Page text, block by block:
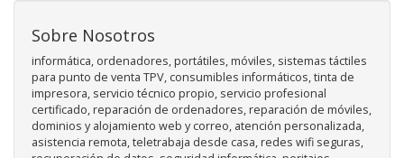
Sobre Nosotros
informática, ordenadores, portátiles, móviles, sistemas táctiles
para punto de venta TPV, consumibles informáticos, tinta de
impresora, servicio técnico propio, servicio profesional
certificado, reparación de ordenadores, reparación de móviles,
dominios y alojamiento web y correo, atención personalizada,
asistencia remota, teletrabaja desde casa, redes wifi seguras,